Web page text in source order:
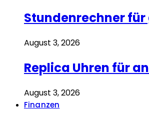
Stundenrechner
August 3, 2026
Replica Uhren für
August 3, 2026
Finanzen